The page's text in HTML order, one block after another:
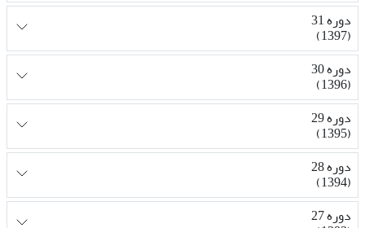
دوره 31
(1397)
دوره 30
(1396)
دوره 29
(1395)
دوره 28
(1394)
دوره 27